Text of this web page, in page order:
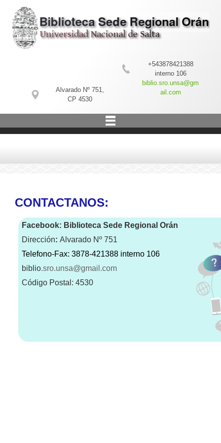
Alvarado Nº 751,
CP 4530
+543878421388
interno 106
biblio.sro.unsa@gm
ail.com
CONTACTANOS:
Facebook: Biblioteca Sede Regional Orán
Dirección: Alvarado Nº 751
Telefono-Fax: 3878-421388 interno 106
biblio.sro.unsa@gmail.com
Código Postal: 4530